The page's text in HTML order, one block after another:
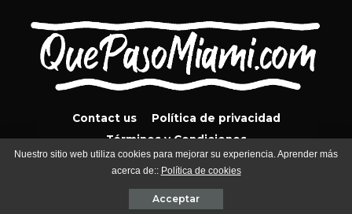
Contact us
Política de privacidad
Términos y Condiciones
QuePasoMiami.com 2024
Nuestro sitio web utiliza cookies para mejorar su experiencia. Aprender más
acerca de:: Política de cookies
Acceptar